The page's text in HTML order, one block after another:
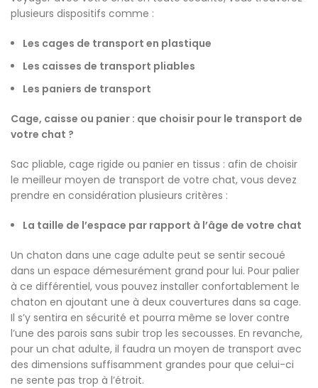
plusieurs dispositifs comme :
Les cages de transport en plastique
Les caisses de transport pliables
Les paniers de transport
Cage, caisse ou panier : que choisir pour le transport de
votre chat ?
Sac pliable, cage rigide ou panier en tissus : afin de choisir
le meilleur moyen de transport de votre chat, vous devez
prendre en considération plusieurs critères :
La taille de l’espace par rapport à l’âge de votre chat
Un chaton dans une cage adulte peut se sentir secoué
dans un espace démesurément grand pour lui. Pour palier
à ce différentiel, vous pouvez installer confortablement le
chaton en ajoutant une à deux couvertures dans sa cage.
Il s’y sentira en sécurité et pourra même se lover contre
l’une des parois sans subir trop les secousses. En revanche,
pour un chat adulte, il faudra un moyen de transport avec
des dimensions suffisamment grandes pour que celui-ci
ne sente pas trop à l’étroit.